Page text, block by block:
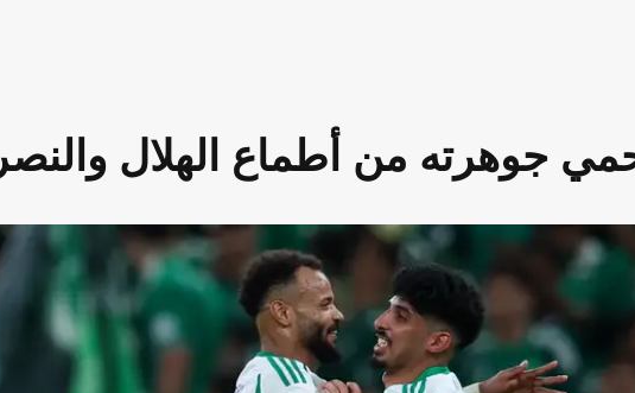
جوهرته من أطماع الهلال والنصر